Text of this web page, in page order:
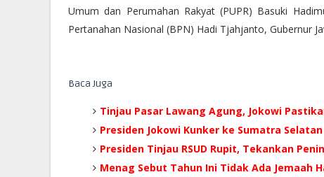
Umum dan Perumahan Rakyat (PUPR) Basuki
Pertanahan Nasional (BPN) Hadi Tjahjanto, Gubernur
Baca Juga
Tinjau Pasar Lawang Agung, Jokowi
Presiden Jokowi Kunker ke Sumatra Selatan
Presiden Tinjau RSUD Rupit, Tekankan
Menag Sebut Tahun Ini Tidak Ada Jemaah